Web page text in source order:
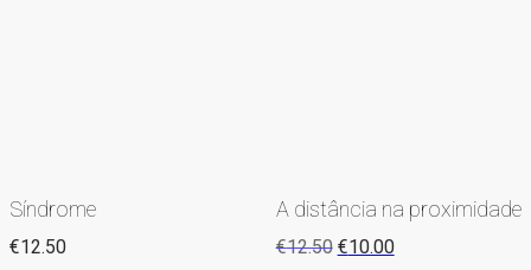
Síndrome
€12.50
A distância na proximidade
€12.50 €10.00